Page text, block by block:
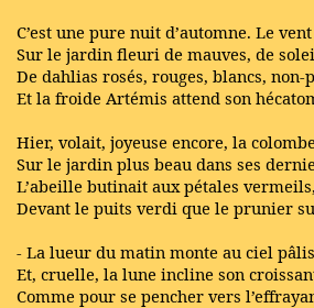
C’est une pure nuit d’automne. Le
Sur le jardin fleuri de mauves, de
De dahlias rosés, rouges, blancs, non-
Et la froide Artémis attend son
Hier, volait, joyeuse encore, la colombe
Sur le jardin plus beau dans ses
L’abeille butinait aux pétales vermeils,
Devant le puits verdi que le prunier
- La lueur du matin monte au ciel
Et, cruelle, la lune incline son
Comme pour se pencher vers